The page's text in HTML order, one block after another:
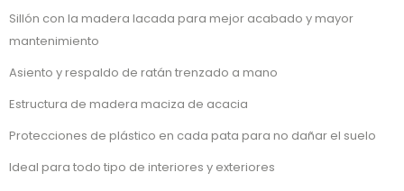
Sillón con la madera lacada para mejor acabado y mayor
mantenimiento
Asiento y respaldo de ratán trenzado a mano
Estructura de madera maciza de acacia
Protecciones de plástico en cada pata para no dañar el suelo
Ideal para todo tipo de interiores y exteriores